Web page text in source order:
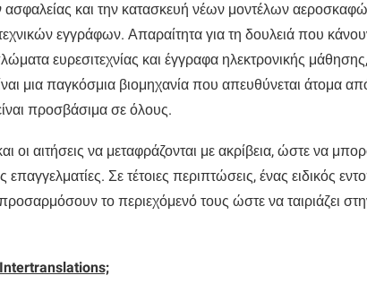
και την κατασκευή νέων μοντέλων
εγγράφων. Απαραίτητα για τη δουλειά που
ευρεσιτεχνίας και έγγραφα ηλεκτρονικής
μια παγκόσμια βιομηχανία που απευθύνεται άτομα
προσβάσιμα σε όλους.
οι αιτήσεις να μεταφράζονται με ακρίβεια, ώστε να
Σε τέτοιες περιπτώσεις, ένας ειδικός
το περιεχόμενό τους ώστε να ταιριάζει
Intertranslations;